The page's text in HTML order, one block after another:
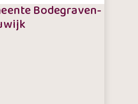
Bodegraven-